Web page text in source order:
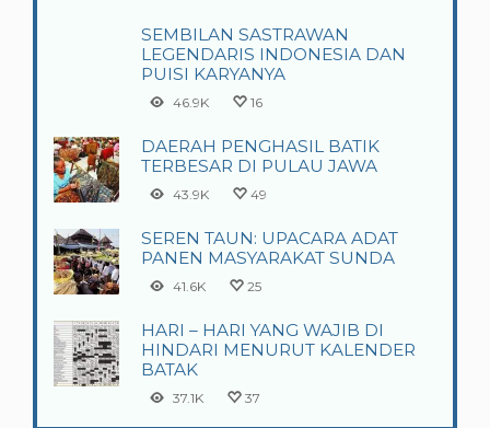
SEMBILAN SASTRAWAN
LEGENDARIS INDONESIA DAN
PUISI KARYANYA
46.9K 16
DAERAH PENGHASIL BATIK
TERBESAR DI PULAU JAWA
43.9K 49
SEREN TAUN: UPACARA ADAT
PANEN MASYARAKAT SUNDA
41.6K 25
HARI – HARI YANG WAJIB DI
HINDARI MENURUT KALENDER
BATAK
37.1K 37